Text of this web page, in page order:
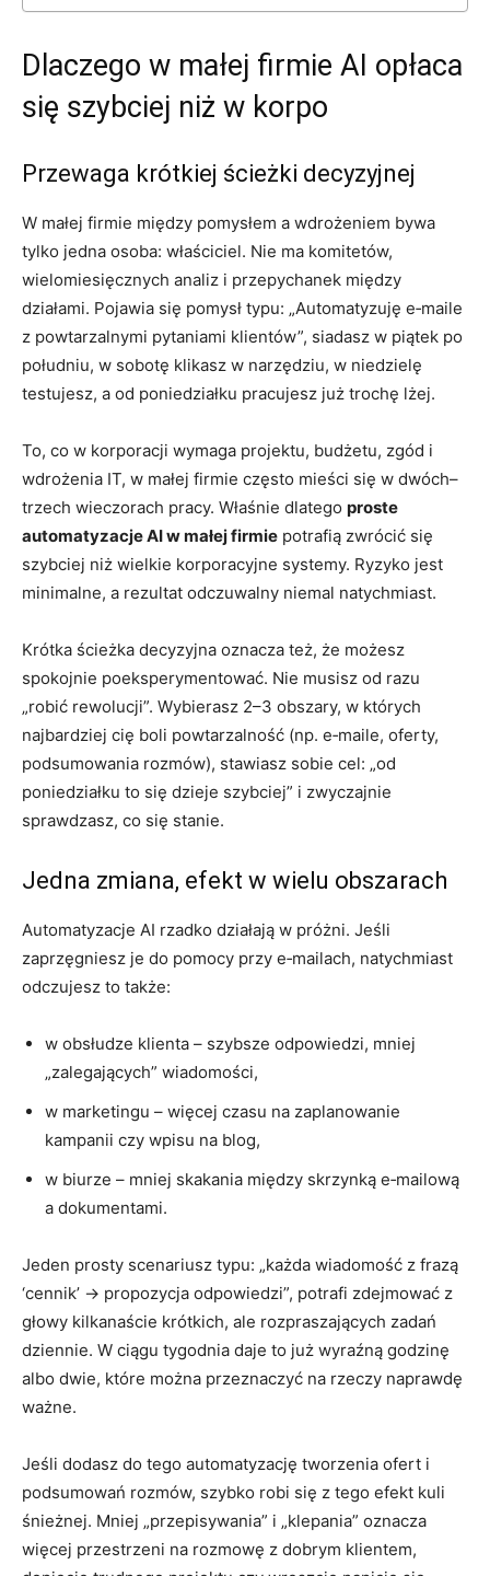
Dlaczego w małej firmie AI opłaca
się szybciej niż w korpo
Przewaga krótkiej ścieżki decyzyjnej
W małej firmie między pomysłem a wdrożeniem bywa
tylko jedna osoba: właściciel. Nie ma komitetów,
wielomiesięcznych analiz i przepychanek między
działami. Pojawia się pomysł typu: „Automatyzuję e‑maile
z powtarzalnymi pytaniami klientów”, siadasz w piątek po
południu, w sobotę klikasz w narzędziu, w niedzielę
testujesz, a od poniedziałku pracujesz już trochę lżej.
To, co w korporacji wymaga projektu, budżetu, zgód i
wdrożenia IT, w małej firmie często mieści się w dwóch–
trzech wieczorach pracy. Właśnie dlatego proste
automatyzacje AI w małej firmie potrafią zwrócić się
szybciej niż wielkie korporacyjne systemy. Ryzyko jest
minimalne, a rezultat odczuwalny niemal natychmiast.
Krótka ścieżka decyzyjna oznacza też, że możesz
spokojnie poeksperymentować. Nie musisz od razu
„robić rewolucji”. Wybierasz 2–3 obszary, w których
najbardziej cię boli powtarzalność (np. e‑maile, oferty,
podsumowania rozmów), stawiasz sobie cel: „od
poniedziałku to się dzieje szybciej” i zwyczajnie
sprawdzasz, co się stanie.
Jedna zmiana, efekt w wielu obszarach
Automatyzacje AI rzadko działają w próżni. Jeśli
zaprzęgniesz je do pomocy przy e‑mailach, natychmiast
odczujesz to także:
w obsłudze klienta – szybsze odpowiedzi, mniej
„zalegających” wiadomości,
w marketingu – więcej czasu na zaplanowanie
kampanii czy wpisu na blog,
w biurze – mniej skakania między skrzynką e‑mailową
a dokumentami.
Jeden prosty scenariusz typu: „każda wiadomość z frazą
‘cennik’ → propozycja odpowiedzi”, potrafi zdejmować z
głowy kilkanaście krótkich, ale rozpraszających zadań
dziennie. W ciągu tygodnia daje to już wyraźną godzinę
albo dwie, które można przeznaczyć na rzeczy naprawdę
ważne.
Jeśli dodasz do tego automatyzację tworzenia ofert i
podsumowań rozmów, szybko robi się z tego efekt kuli
śnieżnej. Mniej „przepisywania” i „klepania” oznacza
więcej przestrzeni na rozmowę z dobrym klientem,